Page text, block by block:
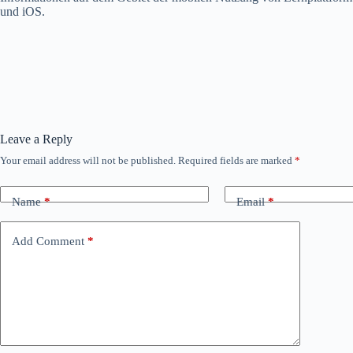
und iOS.
Leave a Reply
Your email address will not be published. Required fields are marked *
Name* Email*
Add Comment *